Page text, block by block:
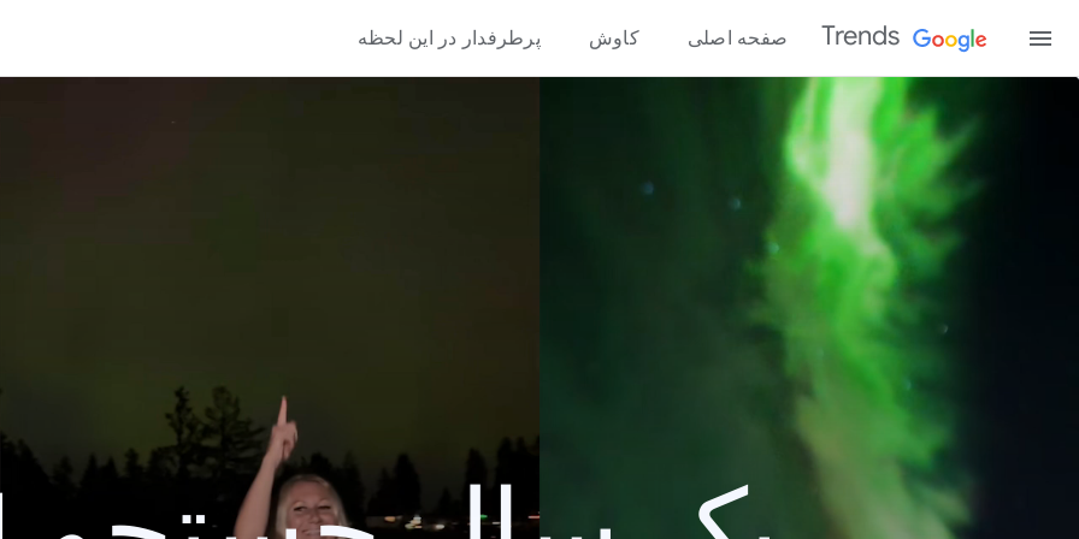
Trends صفحه اصلی کاوش پرطرفدار در این لحظه